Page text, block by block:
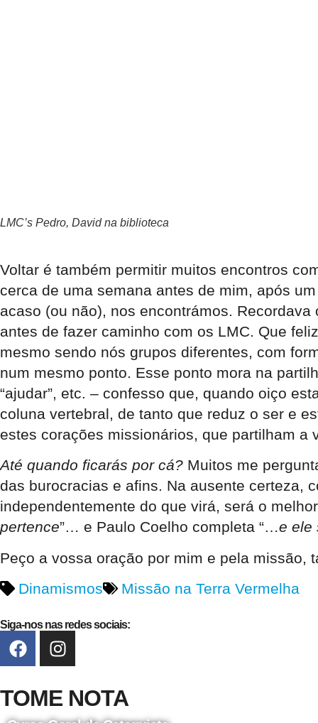
LMC’s Pedro, David na biblioteca
Voltar é também permitir muitos encontros
cerca de uma semana antes de mim, após
acaso (ou não), nos encontrámos.
antes de fazer caminho com os LMC. Que
mesmo sendo nós grupos diferentes, com
num mesmo ponto. Esse ponto mora na
“ajudar”, etc. – confesso que, quando oiço
coluna vertebral, de tanto que reduz o ser e
estes corações missionários, que partilham a
Até quando ficarás por cá? Muitos me
das burocracias e afins. Na ausente certeza,
independentemente do que virá, será o
pertence”… e Paulo Coelho completa “…e ele
Peço a vossa oração por mim e pela missão,
Dinamismos
Missão na Terra Vermelha
Siga-nos nas redes sociais:
TOME NOTA